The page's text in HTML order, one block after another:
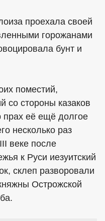
проехала своей
горожанами
бунт и
поместий,
со стороны казаков
прах её ещё долгое
несколько раз
веке после
к Руси иезуитский
склеп разворовали
Острожской